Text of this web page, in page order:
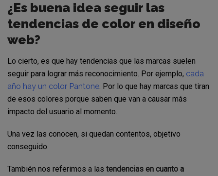
¿Es buena idea seguir las
tendencias de color en diseño
web?
Lo cierto, es que hay tendencias que las marcas suelen
seguir para lograr más reconocimiento. Por ejemplo, cada
año hay un color Pantone. Por lo que hay marcas que tiran
de esos colores porque saben que van a causar más
impacto del usuario al momento.
Una vez las conocen, si quedan contentos, objetivo
conseguido.
También nos referimos a las tendencias en cuanto a